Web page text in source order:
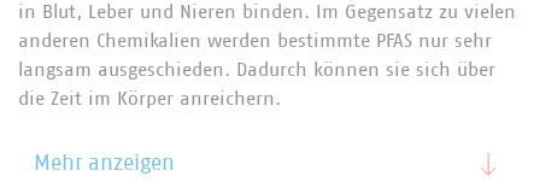
in Blut, Leber und Nieren binden. Im Gegensatz zu vielen
anderen Chemikalien werden bestimmte PFAS nur sehr
langsam ausgeschieden. Dadurch können sie sich über
die Zeit im Körper anreichern.
Mehr anzeigen